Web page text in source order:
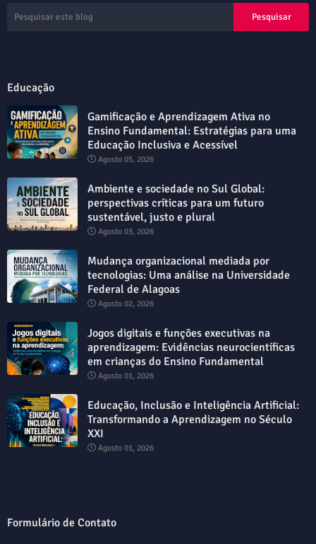
Educação
Gamificação e Aprendizagem Ativa no
Ensino Fundamental: Estratégias para uma
Educação Inclusiva e Acessível
Agosto 05, 2026
Ambiente e sociedade no Sul Global:
perspectivas críticas para um futuro
sustentável, justo e plural
Agosto 03, 2026
Mudança organizacional mediada por
tecnologias: Uma análise na Universidade
Federal de Alagoas
Agosto 02, 2026
Jogos digitais e funções executivas na
aprendizagem: Evidências neurocientíficas
em crianças do Ensino Fundamental
Agosto 01, 2026
Educação, Inclusão e Inteligência Artificial:
Transformando a Aprendizagem no Século
XXI
Agosto 01, 2026
Formulário de Contato